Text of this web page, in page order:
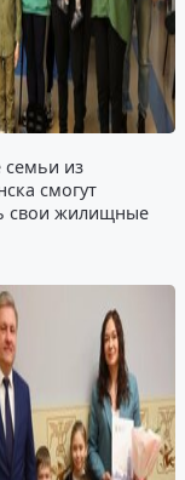
из
смогут
свои жилищные